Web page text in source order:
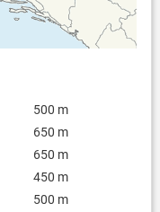
500 m
650 m
650 m
450 m
500 m